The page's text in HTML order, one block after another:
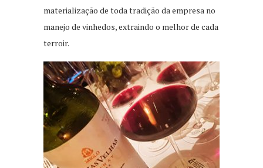
materialização de toda tradição da empresa no
manejo de vinhedos, extraindo o melhor de cada
terroir.